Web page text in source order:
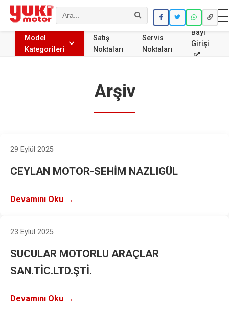
Ara
Model
Kategorileri
Satış
Noktaları
Servis
Noktaları
Bayi
Girişi
Arşiv
29 Eylül 2025
CEYLAN MOTOR-SEHİM NAZLIGÜL
Devamını Oku →
23 Eylül 2025
SUCULAR MOTORLU ARAÇLAR
SAN.TİC.LTD.ŞTİ.
Devamını Oku →